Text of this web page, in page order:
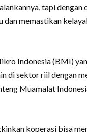
tapi
memastikan
Indonesia (BMI)
di sektor riil dengan
Muamalat
koperasi bisa